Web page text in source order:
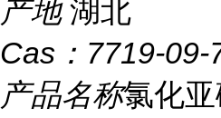
产地 湖北
Cas： 7719-09-
产品名称氯化